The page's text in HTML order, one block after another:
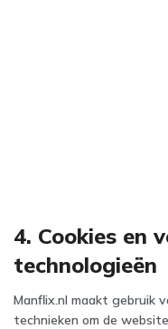
4. Cookies en
technologieën
Manflix.nl maakt gebruik
technieken om de